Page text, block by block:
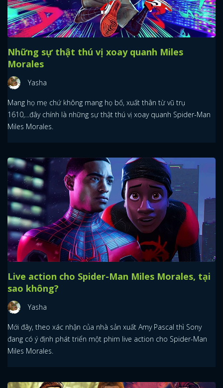
Những sự thật thú vị xoay quanh Miles
Morales
Yasha
Mang họ mẹ chứ không mang họ bố, xuất thân từ vũ trụ
1610,...đây chính là những sự thật thú vị xoay quanh Spider-Man
Miles Morales.
Live action cho Spider-Man Miles Morales, tại
sao không?
Yasha
Mới đây, theo xác nhận của nhà sản xuất Amy Pascal thì Sony
đang có ý định phát triển một phim live action cho Spider-Man
Miles Morales.